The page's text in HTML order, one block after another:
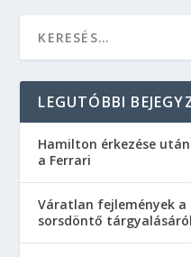
LEGUTÓBBI
Hamilton érkezése
a Ferrari
Váratlan fejlemények a
sorsdöntő tárgyalásáról